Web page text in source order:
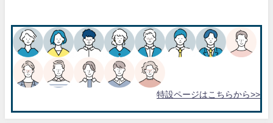
特設ページはこちらから>>